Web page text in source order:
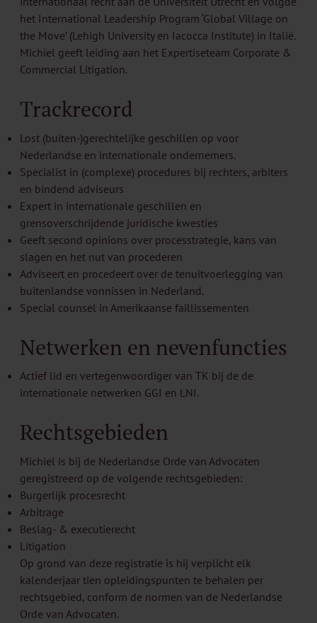
het International Leadership Program ‘Global Village on
the Move’ (Lehigh University en Iacocca Institute) in Italië.
Michiel geeft leiding aan het Expertiseteam Corporate &
Commercial Litigation.
Trackrecord
Lost (buiten-)gerechtelijke geschillen op voor
Nederlandse en internationale ondernemers.
Specialist in (complexe) procedures bij rechters, arbiters
en bindend adviseurs
Expert in internationale geschillen en
grensoverschrijdende juridische kwesties
Geeft second opinions over processtrategie, kans van
slagen en het nut van procederen
Adviseert en procedeert over de tenuitvoerlegging van
buitenlandse vonnissen in Nederland.
Special counsel in Amerikaanse faillissementen
Netwerken en nevenfuncties
Actief lid en vertegenwoordiger van TK bij de de
internationale netwerken GGI en LNI.
Rechtsgebieden
Michiel is bij de Nederlandse Orde van Advocaten
geregistreerd op de volgende rechtsgebieden:
Burgerlijk procesrecht
Arbitrage
Beslag- & executierecht
Litigation
Op grond van deze registratie is hij verplicht elk
kalenderjaar tien opleidingspunten te behalen per
rechtsgebied, conform de normen van de Nederlandse
Orde van Advocaten.